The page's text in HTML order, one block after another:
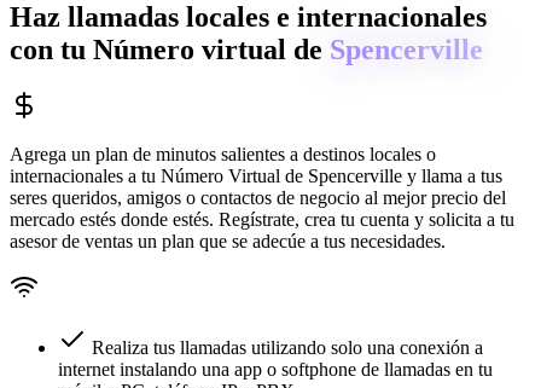
Haz llamadas locales e internacionales
con tu Número virtual de Spencerville
Agrega un plan de minutos salientes a destinos locales o
internacionales a tu Número Virtual de Spencerville y llama a tus
seres queridos, amigos o contactos de negocio al mejor precio del
mercado estés donde estés. Regístrate, crea tu cuenta y solicita a tu
asesor de ventas un plan que se adecúe a tus necesidades.
Realiza tus llamadas utilizando solo una conexión a
internet instalando una app o softphone de llamadas en tu